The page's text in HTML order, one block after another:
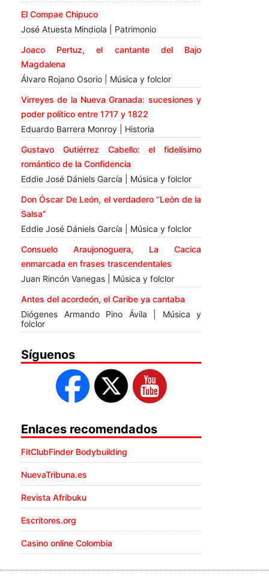
El Compae Chipuco
José Atuesta Mindiola | Patrimonio
Joaco Pertuz, el cantante del Bajo
Magdalena
Álvaro Rojano Osorio | Música y folclor
Virreyes de la Nueva Granada: sucesiones y
poder político entre 1717 y 1822
Eduardo Barrera Monroy | Historia
Gustavo Gutiérrez Cabello: el fidelísimo
romántico de la Confidencia
Eddie José Dániels García | Música y folclor
Don Óscar De León, el verdadero “León de la
Salsa”
Eddie José Dániels García | Música y folclor
Consuelo Araujonoguera, La Cacica
enmarcada en frases trascendentales
Juan Rincón Vanegas | Música y folclor
Antes del acordeón, el Caribe ya cantaba
Diógenes Armando Pino Ávila | Música y
folclor
Síguenos
Enlaces recomendados
FitClubFinder Bodybuilding
NuevaTribuna.es
Revista Afribuku
Escritores.org
Casino online Colombia